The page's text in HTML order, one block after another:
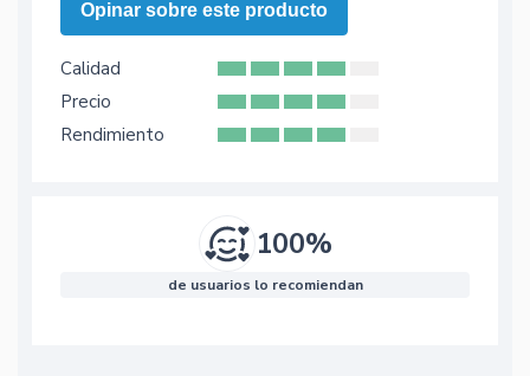
Opinar sobre este producto
Calidad
Precio
Rendimiento
100%
de usuarios lo recomiendan